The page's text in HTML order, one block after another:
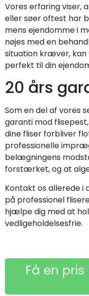
Vores erfaring viser,
eller søer oftest har
mens ejendomme i
nøjes med en
situation kræver, kan
perfekt til din
20 års
Som en del af vores
garanti mod
dine fliser forbliver
professionelle
belægningens
forstærket, og at
Kontakt os allerede i
på professionel
hjælpe dig med at
vedligeholdelsesfrie.
Få en pris